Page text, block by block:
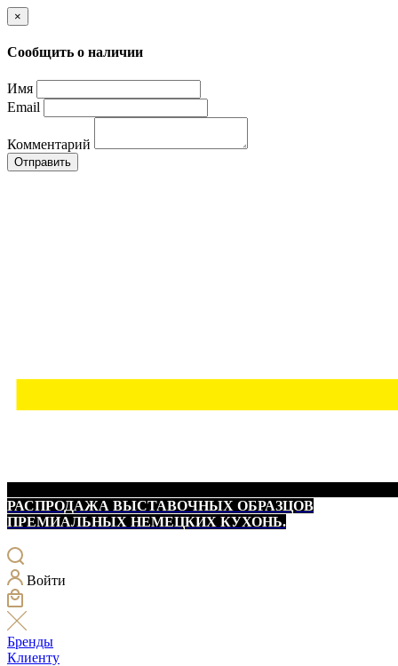
×
Сообщить о наличии
Имя
Email
Комментарий
Отправить
РАСПРОДАЖА ВЫСТАВОЧНЫХ ОБРАЗЦОВ
ПРЕМИАЛЬНЫХ НЕМЕЦКИХ КУХОНЬ.
Войти
Бренды
Клиенту